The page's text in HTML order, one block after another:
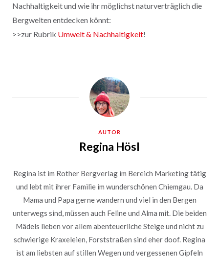
Nachhaltigkeit und wie ihr möglichst naturverträglich die
Bergwelten entdecken könnt:
>>zur Rubrik Umwelt & Nachhaltigkeit!
AUTOR
Regina Hösl
Regina ist im Rother Bergverlag im Bereich Marketing tätig
und lebt mit ihrer Familie im wunderschönen Chiemgau. Da
Mama und Papa gerne wandern und viel in den Bergen
unterwegs sind, müssen auch Feline und Alma mit. Die beiden
Mädels lieben vor allem abenteuerliche Steige und nicht zu
schwierige Kraxeleien, Forststraßen sind eher doof. Regina
ist am liebsten auf stillen Wegen und vergessenen Gipfeln